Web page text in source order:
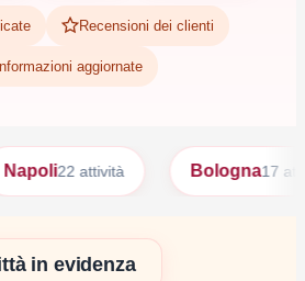
Recensioni dei clienti
aggiornate
22 attività Bologna17 attività
in evidenza